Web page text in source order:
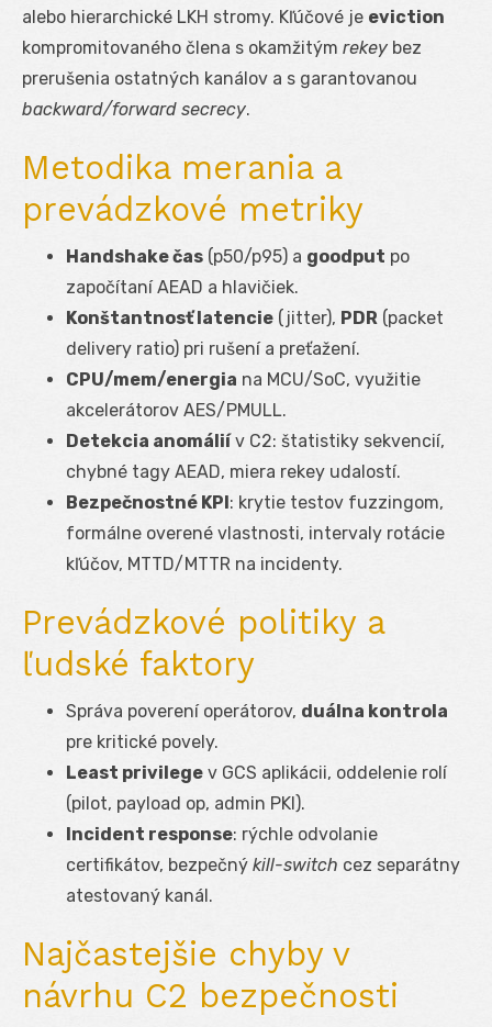
alebo hierarchické LKH stromy. Kľúčové je eviction
kompromitovaného člena s okamžitým rekey bez
prerušenia ostatných kanálov a s garantovanou
backward/forward secrecy.
Metodika merania a
prevádzkové metriky
Handshake čas (p50/p95) a goodput po
započítaní AEAD a hlavičiek.
Konštantnosť latencie (jitter), PDR (packet
delivery ratio) pri rušení a preťažení.
CPU/mem/energia na MCU/SoC, využitie
akcelerátorov AES/PMULL.
Detekcia anomáliív C2: štatistiky sekvencií,
chybné tagy AEAD, miera rekey udalostí.
Bezpečnostné KPI: krytie testov fuzzingom,
formálne overené vlastnosti, intervaly rotácie
kľúčov, MTTD/MTTR na incidenty.
Prevádzkové politiky a
ľudské faktory
Správa poverení operátorov, duálna kontrola
pre kritické povely.
Least privilege v GCS aplikácii, oddelenie rolí
(pilot, payload op, admin PKI).
Incident response: rýchle odvolanie
certifikátov, bezpečný kill-switch cez separátny
atestovaný kanál.
Najčastejšie chyby v
návrhu C2 bezpečnosti